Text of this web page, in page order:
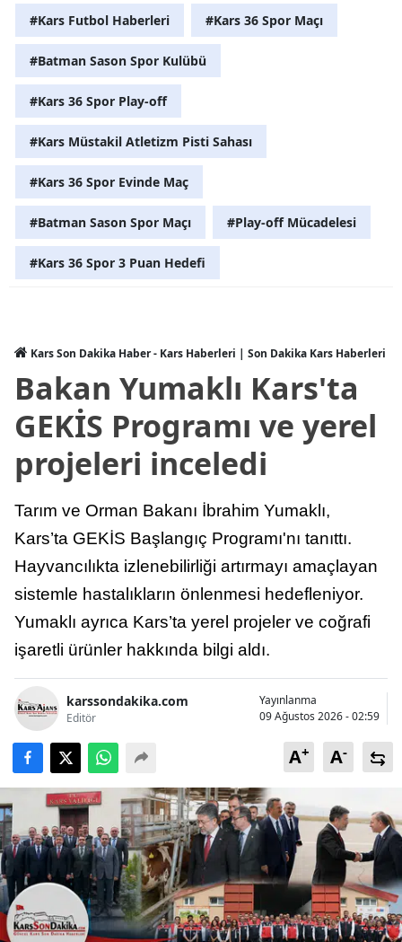
Yalova
#Kars Futbol Haberleri #Kars 36 Spor Maçı
#Batman Sason Spor Kulübü
#Kars 36 Spor Play-off
#Kars Müstakil Atletizm Pisti Sahası
#Kars 36 Spor Evinde Maç
#Batman Sason Spor Maçı #Play-off Mücadelesi
#Kars 36 Spor 3 Puan Hedefi
Kars Son Dakika Haber - Kars Haberleri | Son Dakika Kars Haberleri
Bakan Yumaklı Kars'ta
GEKİS Programı ve yerel
projeleri inceledi
Tarım ve Orman Bakanı İbrahim Yumaklı,
Kars’ta GEKİS Başlangıç Programı'nı tanıttı.
Hayvancılıkta izlenebilirliği artırmayı amaçlayan
sistemle hastalıkların önlenmesi hedefleniyor.
Yumaklı ayrıca Kars’ta yerel projeler ve coğrafi
işaretli ürünler hakkında bilgi aldı.
karssondakika.com
Editör
Yayınlanma
09 Ağustos 2026 - 02:59
A+ A-